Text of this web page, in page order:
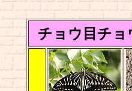
チョウ目チョ